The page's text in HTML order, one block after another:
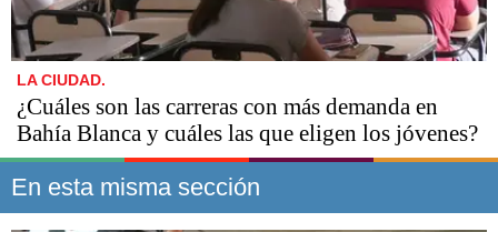
LA CIUDAD.
¿Cuáles son las carreras con más demanda en
Bahía Blanca y cuáles las que eligen los jóvenes?
En esta misma sección